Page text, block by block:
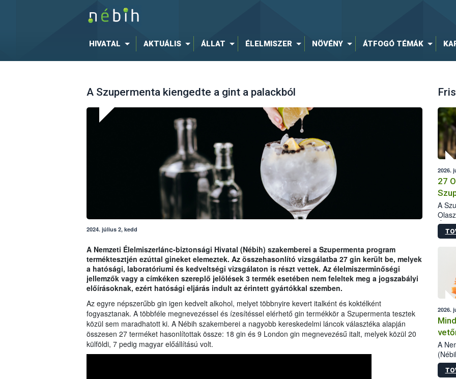
HIVATAL AKTUÁLIS ÁLLAT ÉLELMISZER NÖVÉNY ÁTFOGÓ TÉMÁK
A Szupermenta kiengedte a gint a palackból
2024. július 2, kedd
A Nemzeti Élelmiszerlánc-biztonsági Hivatal (Nébih) szakemberei a Szupermenta program
terméktesztjén ezúttal gineket elemeztek. Az összehasonlító vizsgálatba 27 gin került be, melyek
a hatósági, laboratóriumi és kedveltségi vizsgálaton is részt vettek. Az élelmiszerminőségi
jellemzők vagy a címkéken szereplő jelölések 3 termék esetében nem feleltek meg a jogszabályi
előírásoknak, ezért hatósági eljárás indult az érintett gyártókkal szemben.
Az egyre népszerűbb gin igen kedvelt alkohol, melyet többnyire kevert italként és koktélként
fogyasztanak. A többféle megnevezéssel és ízesítéssel elérhető gin termékkör a Szupermenta tesztek
közül sem maradhatott ki. A Nébih szakemberei a nagyobb kereskedelmi láncok választéka alapján
összesen 27 terméket hasonlítottak össze: 18 gin és 9 London gin megnevezésű italt, melyek közül 20
külföldi, 7 pedig magyar előállítású volt.
2026.
27
A
2026.
A